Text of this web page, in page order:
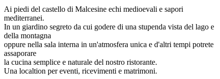
Ai piedi del castello di Malcesine echi medioevali e sapori
mediterranei.
In un giardino segreto da cui godere di una stupenda vista del lago e
della montagna
oppure nella sala interna in un'atmosfera unica e d'altri tempi potrete
assaporare
la cucina semplice e naturale del nostro ristorante.
Una localtion per eventi, ricevimenti e matrimoni.